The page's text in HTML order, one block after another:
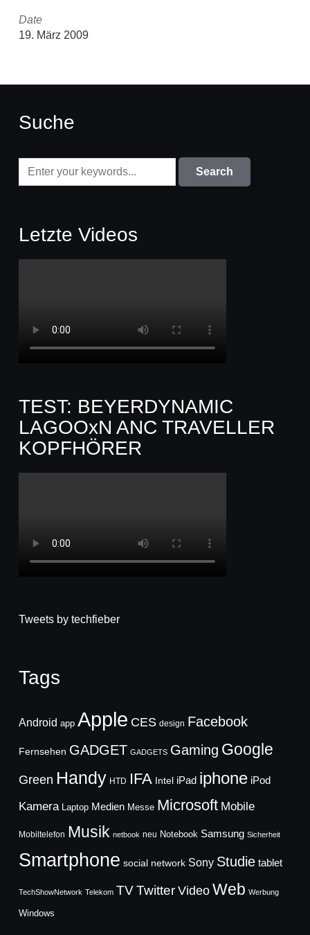
Date
19. März 2009
Suche
Letzte Videos
TEST: BEYERDYNAMIC
LAGOOxN ANC TRAVELLER
KOPFHÖRER
Tweets by techfieber
Tags
Android app Apple CES design Facebook
Fernsehen GADGET GADGETS Gaming Google
Green Handy HTD IFA Intel iPad iphone iPod
Kamera Laptop Medien Messe Microsoft Mobile
Mobiltelefon Musik netbook neu Notebook Samsung Sicherheit
Smartphone social network Sony Studie tablet
TechShowNetwork Telekom TVTwitter Video Web Werbung
Windows